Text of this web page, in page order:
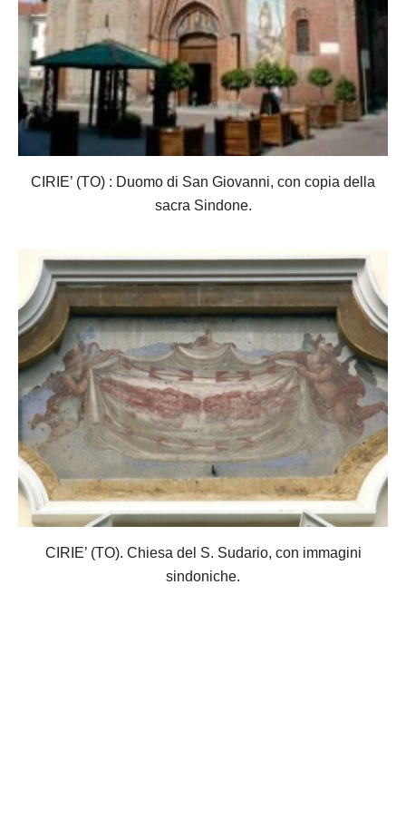
CIRIE’ (TO) : Duomo di San Giovanni, con copia della
sacra Sindone.
CIRIE’ (TO). Chiesa del S. Sudario, con immagini
sindoniche.